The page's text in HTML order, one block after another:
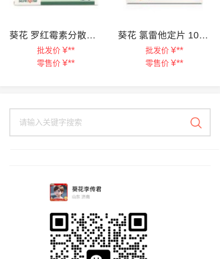
葵花 罗红霉素分散片 0.15g*12片
批发价 ¥**
零售价 ¥**
葵花 氯雷他定片 10mg*5片
批发价 ¥**
零售价 ¥**